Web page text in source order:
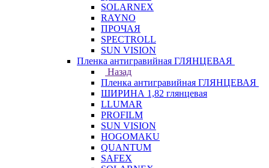
SOLARNEX
RAYNO
ПРОЧАЯ
SPECTROLL
SUN VISION
Пленка антигравийная ГЛЯНЦЕВАЯ
Назад
Пленка антигравийная ГЛЯНЦЕВАЯ
ШИРИНА 1,82 глянцевая
LLUMAR
PROFILM
SUN VISION
HOGOMAKU
QUANTUM
SAFEX